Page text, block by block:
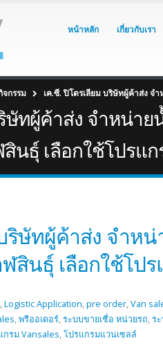
หน้าหลัก เกี่ยวกับเรา
จกรรม เค.ซี. ปิโตรเลียม บริษัทผู้ค้าส่ง จ
ษัทผู้ค้าส่ง จำหน่า
นธุ์ เลือกใช้โปรแ
ริษัทผู้ค้าส่ง จำห
สินธุ์ เลือกใช้โป
,Logistic Application,pre order,Van
,พรีออเดอร์,ระบบขายเชื่อ หน่วยรถ,ร
กรม Vansales,โปรแกรมแวนเซลล์